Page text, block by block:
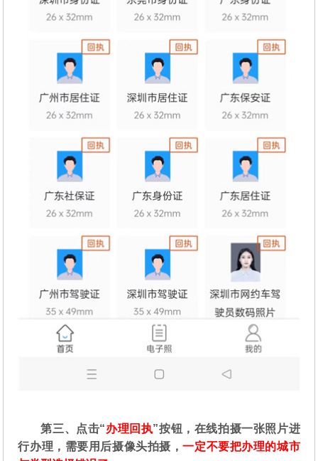
第三、点击“办理回执”按钮，在线拍摄一张照片进
行办理，需要用后摄像头拍摄，一定不要把办理的城市